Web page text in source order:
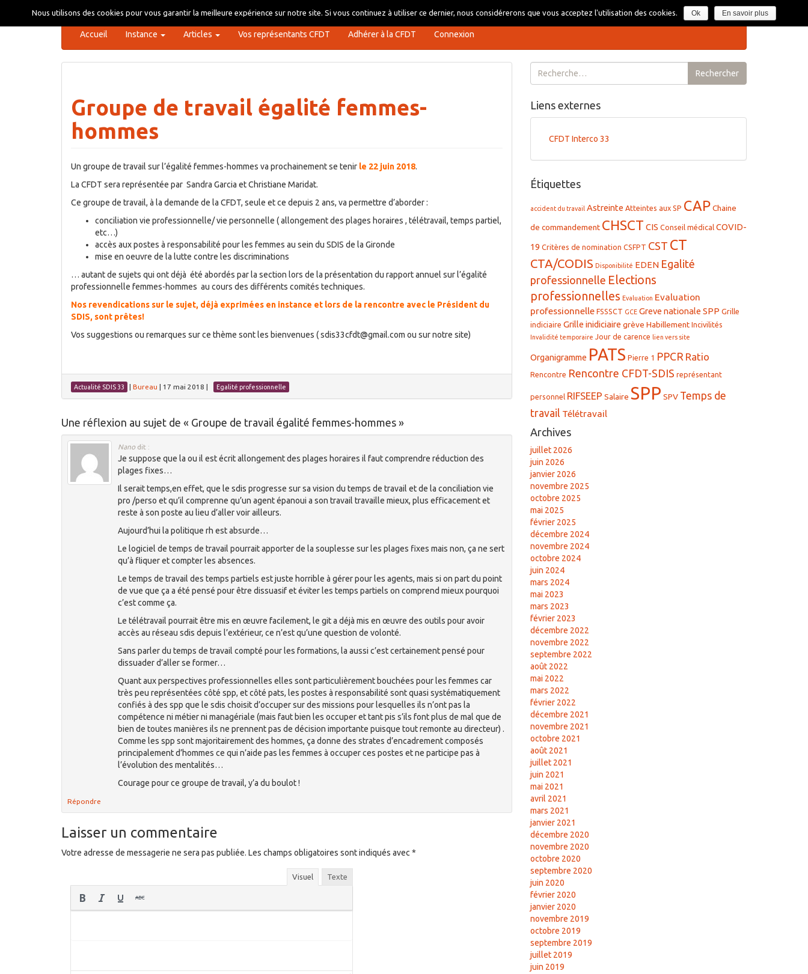
contenu
Section syndicale CFDT Interco du SDIS 33
Accueil Instance Articles Vos représentants CFDT Adhérer à la CFDT Connexion
Groupe de travail égalité femmes-
hommes
Un groupe de travail sur l’égalité femmes-hommes va prochainement se tenir le 22 juin 2018.
La CFDT sera représentée par Sandra Garcia et Christiane Maridat.
Ce groupe de travail, à la demande de la CFDT, seule et ce depuis 2 ans, va permettre d’aborder :
conciliation vie professionnelle/ vie personnelle ( allongement des plages horaires , télétravail, temps partiel,
etc…)
accès aux postes à responsabilité pour les femmes au sein du SDIS de la Gironde
mise en oeuvre de la lutte contre les discriminations
… autant de sujets qui ont déjà été abordés par la section lors de la présentation du rapport annuel sur l’égalité
professionnelle femmes-hommes au cours des différents comités techniques.
Nos revendications sur le sujet, déjà exprimées en instance et lors de la rencontre avec le Président du
SDIS, sont prêtes!
Vos suggestions ou remarques sur ce thème sont les bienvenues ( sdis33cfdt@gmail.com ou sur notre site)
Actualité SDIS 33 Bureau 17 mai 2018 Egalité professionnelle
Une réflexion au sujet de « Groupe de travail égalité femmes-hommes »
Nano dit :
Je suppose que la ou il est écrit allongement des plages horaires il faut comprendre réduction des
plages fixes…
Il serait temps,en effet, que le sdis progresse sur sa vision du temps de travail et de la conciliation vie
pro /perso et qu’il comprenne qu’un agent épanoui a son travail travaille mieux, plus efficacement et
reste à son poste au lieu d’aller voir ailleurs.
Aujourd’hui la politique rh est absurde…
Le logiciel de temps de travail pourrait apporter de la souplesse sur les plages fixes mais non, ça ne sert
qu’à fliquer et compter les absences.
Le temps de travail des temps partiels est juste horrible à gérer pour les agents, mais si on part du point
de vue que ça a été pensé pour être dissuasif et éviter les temps partiels on comprend mieux pourquoi
c’est comme ça.
Le télétravail pourrait être mis en œuvre facilement, le git a déjà mis en œuvre des outils pour avoir
accès au réseau sdis depuis l’extérieur, ce n’est qu’une question de volonté.
Sans parler du temps de travail compté pour les formations, la aussi c’est certainement pensé pour
dissuader d’aller se former…
Quant aux perspectives professionnelles elles sont particulièrement bouchées pour les femmes car
très peu représentées côté spp, et côté pats, les postes à responsabilité sont quasi systématiquement
confiés à des spp que le sdis choisit d’occuper sur des missions pour lesquelles ils n’ont pas la
compétence ni métier ni managériale (mais faut bien les occuper et tant pis s’ils font plus de mal que de
bien de toutes manières ils ne prennent pas de décision importante puisque tout remonte au directeur) .
Comme les spp sont majoritairement des hommes, ça donne des strates d’encadrement composés
principalement d’hommes ce qui n’aide pas les femmes à occuper ces postes et ne participe pas à
l’évolution des mentalités…
Courage pour ce groupe de travail, y’a du boulot !
Répondre
Laisser un commentaire
Votre adresse de messagerie ne sera pas publiée. Les champs obligatoires sont indiqués avec*
Visuel Texte
Rechercher :
Rechercher
Liens externes
CFDT Interco 33
Étiquettes
accident du travail Astreinte Atteintes aux SP CAPChaine
de commandement CHSCT CIS Conseil médical COVID-
19 Critères de nomination CSFPT CST CT
CTA/CODIS Disponibilité EDEN Egalité
professionnelle Elections
professionnelles Evaluation Evaluation
professionnelle FSSSCT GCE Greve nationale SPP Grille
indiciaire Grille inidiciaire grève Habillement Incivilités
Invalidité temporaire Jour de carence lien vers site
Organigramme PATS Pierre 1 PPCR Ratio
Rencontre Rencontre CFDT-SDIS représentant
personnel RIFSEEP Salaire SPP SPV Temps de
travail Télétravail
Archives
juillet 2026
juin 2026
janvier 2026
novembre 2025
octobre 2025
mai 2025
février 2025
décembre 2024
novembre 2024
octobre 2024
juin 2024
mars 2024
mai 2023
mars 2023
février 2023
décembre 2022
novembre 2022
septembre 2022
août 2022
mai 2022
mars 2022
février 2022
décembre 2021
novembre 2021
octobre 2021
août 2021
juillet 2021
juin 2021
mai 2021
avril 2021
mars 2021
janvier 2021
décembre 2020
novembre 2020
octobre 2020
septembre 2020
juin 2020
février 2020
janvier 2020
novembre 2019
octobre 2019
septembre 2019
juillet 2019
juin 2019
Nous utilisons des cookies pour vous garantir la meilleure expérience sur notre site. Si vous continuez à utiliser ce dernier, nous considérerons que vous acceptez l'utilisation des cookies. Ok En savoir plus